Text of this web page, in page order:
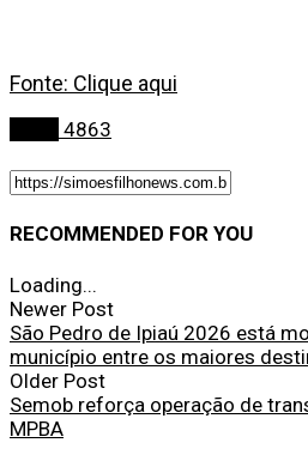
Fonte: Clique aqui
4863
RECOMMENDED FOR YOU
Loading...
Newer Post
São Pedro de Ipiaú 2026 está
município entre os maiores
Older Post
Semob reforça operação de
MPBA